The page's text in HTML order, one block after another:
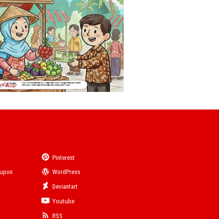
Pinterest
WordPress
Deviantart
Youtube
RSS